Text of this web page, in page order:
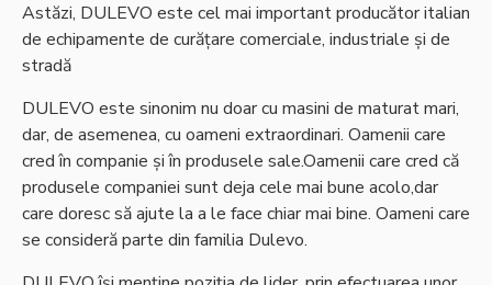
Astăzi, DULEVO este cel mai important producător italian
de echipamente de curățare comerciale, industriale și de
stradă
DULEVO este sinonim nu doar cu masini de maturat mari,
dar, de asemenea, cu oameni extraordinari. Oamenii care
cred în companie și în produsele sale.Oamenii care cred că
produsele companiei sunt deja cele mai bune acolo,dar
care doresc să ajute la a le face chiar mai bine. Oameni care
se consideră parte din familia Dulevo.